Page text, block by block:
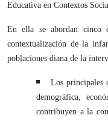
Educativa en Contextos
En ella se abordan cinco
contextualización de la
poblaciones diana de la
Los principales
demográfica,
contribuyen a la